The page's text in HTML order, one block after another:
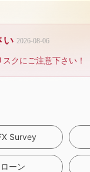
い 2026-08-06
クにご注意下さい！
Survey
ーン